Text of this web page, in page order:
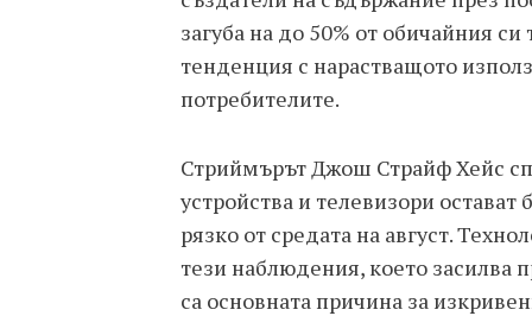
загуба на до 50% от обичайния
тенденция с нарастващото
потребителите.
Стриймърът Джош Страйф Хейс
устройства и телевизори
рязко от средата на август.
тези наблюдения, което засилва
са основната причина за